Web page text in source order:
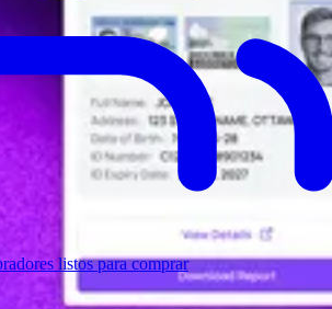
listos para comprar